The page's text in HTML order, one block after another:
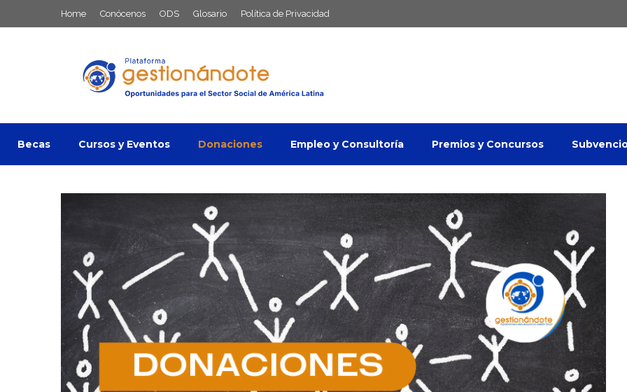
al
Home Conócenos ODS Glosario Política de Privacidad
Becas Cursos y Eventos Donaciones Empleo y Consultoría Premios y Concursos